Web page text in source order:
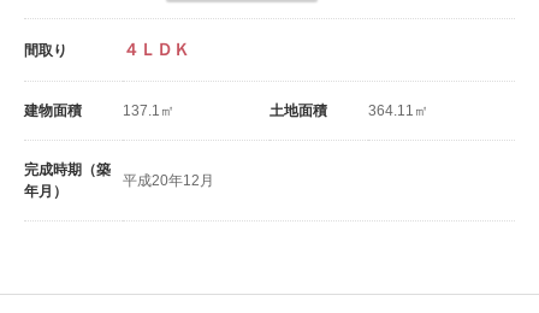
間取り ４ＬＤＫ
建物面積 137.1㎡ 土地面積 364.11㎡
完成時期（築
年月）
平成20年12月